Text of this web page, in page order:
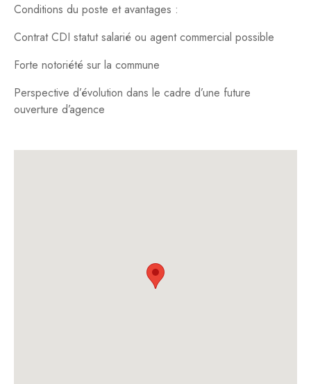
Conditions du poste et avantages :
Contrat CDI statut salarié ou agent commercial possible
Forte notoriété sur la commune
Perspective d’évolution dans le cadre d’une future
ouverture d’agence